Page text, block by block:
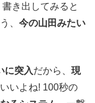
き出してみると
、 今の山田みたい
に突入だから、 現
いよね! 100秒の